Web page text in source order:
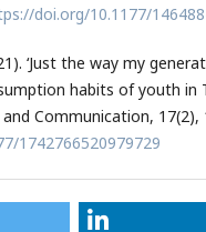
doi.org/10.1177/
‘Just the way my
habits of youth in
Communication, 17(2),
1742766520979729